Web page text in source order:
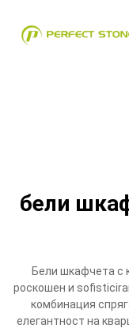
бели
Бели шкафчета с
роскошен и
комбинация
елегантност на